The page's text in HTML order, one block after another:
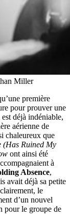
Miller
première
pour prouver une
déjà indéniable,
aérienne de
chaleureux que
(Has Ruined My
ont ainsi été
à
Absence,
avait déjà sa petite
le
d’un nouvel
pour le groupe de